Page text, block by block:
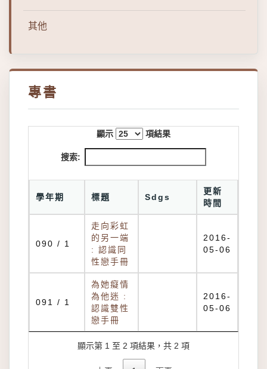
其他
專書
顯示 項結果
搜索:
學年期 標題 Sdgs
更新
時間
090 / 1
走向彩虹
的另一端
: 認識同
性戀手冊
2016-
05-06
091 / 1
為她癡情
為他迷 :
認識雙性
戀手冊
2016-
05-06
顯示第 1 至 2 項結果，共 2 項